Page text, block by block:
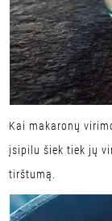
Kai makaronų
įsipilu šiek tiek jų
tirštumą.